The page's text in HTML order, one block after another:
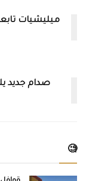
ميليشيات
صدام جديد
🧐